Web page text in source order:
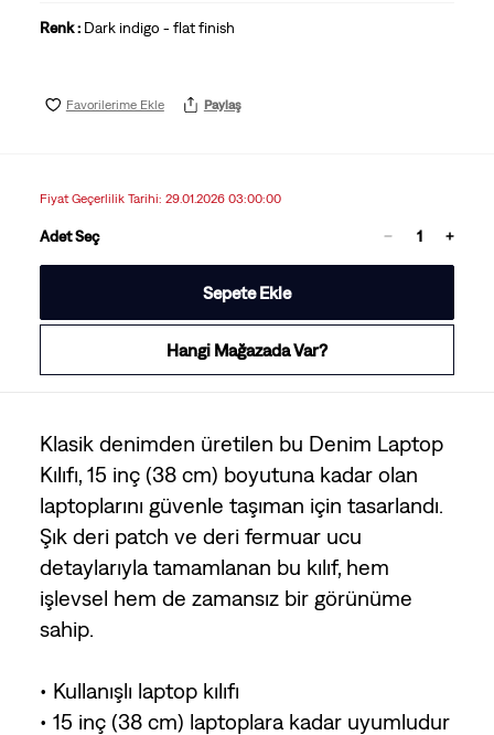
Renk : Dark indigo - flat finish
Favorilerime Ekle Paylaş
Fiyat Geçerlilik Tarihi: 29.01.2026 03:00:00
Adet Seç
Sepete Ekle
Hangi Mağazada Var?
Klasik denimden üretilen bu Denim Laptop
Kılıfı, 15 inç (38 cm) boyutuna kadar olan
laptoplarını güvenle taşıman için tasarlandı.
Şık deri patch ve deri fermuar ucu
detaylarıyla tamamlanan bu kılıf, hem
işlevsel hem de zamansız bir görünüme
sahip.
• Kullanışlı laptop kılıfı
• 15 inç (38 cm) laptoplara kadar uyumludur